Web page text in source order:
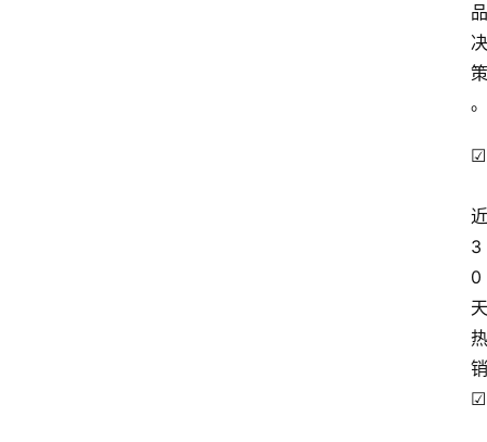
品
决
策
。
☑
近
3
0
天
热
销
☑